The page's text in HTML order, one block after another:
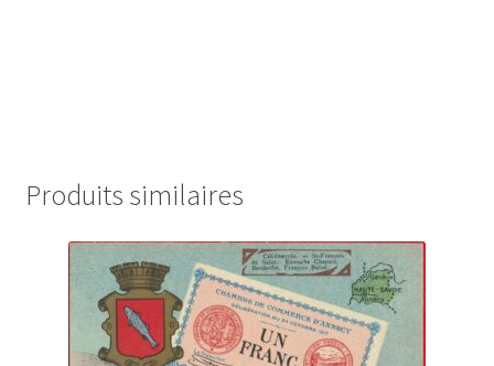
Produits similaires